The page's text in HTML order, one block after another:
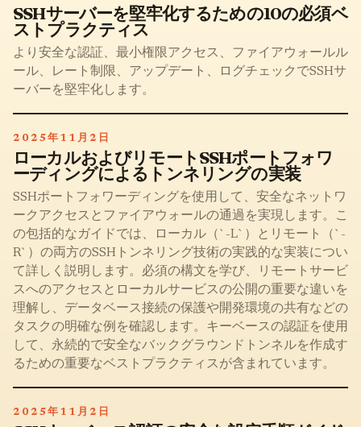
SSHサーバーを堅牢化するための10の必須ベ
ストプラクティス
より安全な認証、最小権限アクセス、ファイアウォールル
ール、レート制限、アップデート、ログチェックでSSHサ
ーバーを堅牢化します。
2025年11月2日
ローカルおよびリモートSSHポートフォワ
ーディングによるトンネリングの実装
SSHポートフォワーディングを使用して、安全なネットワ
ークアクセスとファイアウォールの通過を実現します。こ
の包括的なガイドでは、ローカル（`-L`）とリモート（`-
R`）の両方のSSHトンネリング技術の実践的な実装につい
て詳しく説明します。必須の構文を学び、リモートサービ
スへのアクセスとローカルサービスの公開の重要な違いを
理解し、データベース接続の保護や開発環境の共有などの
タスクの明確な例を確認します。キーベースの認証を使用
して、永続的で安全なバックグラウンドトンネルを作成す
るための重要なベストプラクティスが含まれています。
2025年11月2日